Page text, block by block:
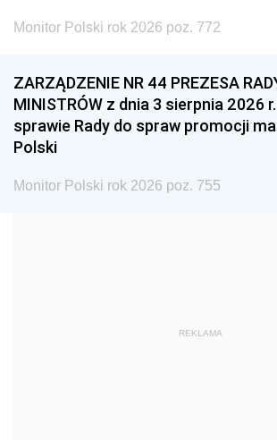
1996 1995
1993 1992
1990
1987 1986
1971
Monitor Polski rok 2026 poz. 772
ZARZĄDZENIE NR 44 PREZESA
MINISTRÓW z dnia 3 sierpnia 2026
sprawie Rady do spraw promocji
Polski
Monitor Polski rok 2026 poz. 755
REKLAMA